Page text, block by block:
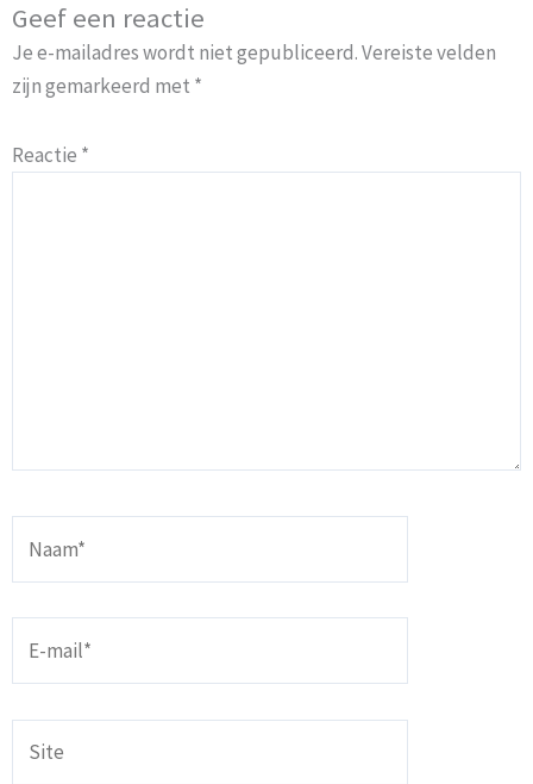
Geef een reactie
Je e-mailadres wordt niet gepubliceerd.Vereiste velden
zijn gemarkeerd met *
Reactie *
mail*